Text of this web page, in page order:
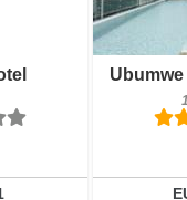
Ubumwe